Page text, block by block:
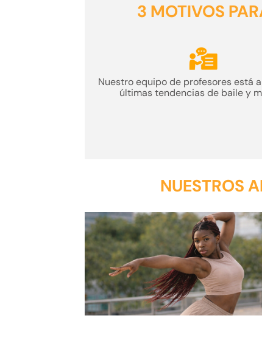
3 MOTIVOS
Nuestroequipo de profesoresestá
últimas tendencias de baile y
NUESTROS